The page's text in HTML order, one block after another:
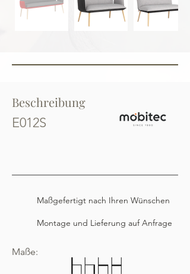
Beschreibung
E012S
Maßgefertigt nach Ihren Wünschen
Montage und Lieferung auf Anfrage
Maße: